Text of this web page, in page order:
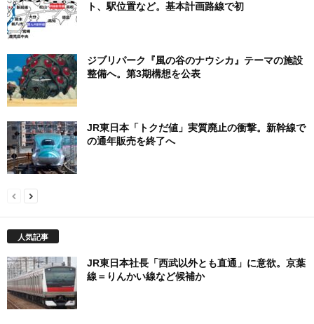
ト、駅位置など。基本計画路線で初
ジブリパーク『風の谷のナウシカ』テーマの施設
整備へ。第3期構想を公表
JR東日本「トクだ値」実質廃止の衝撃。新幹線で
の通年販売を終了へ
人気記事
JR東日本社長「西武以外とも直通」に意欲。京葉
線＝りんかい線など候補か